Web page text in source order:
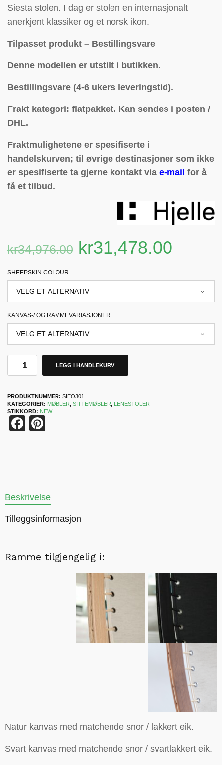
Siesta stolen. I dag er stolen en internasjonalt
anerkjent klassiker og et norsk ikon.
Tilpasset produkt – Bestillingsvare
Denne modellen er utstilt i butikken.
Bestillingsvare (4-6 ukers leveringstid).
Frakt kategori: flatpakket. Kan sendes i posten /
DHL.
Fraktmulighetene er spesifiserte i
handelskurven; til øvrige destinasjoner som ikke
er spesifiserte ta gjerne kontakt via e-mail for å
få et tilbud.
kr34,976.00 kr31,478.00
SHEEPSKIN COLOUR
KANVAS-/ OG RAMMEVARIASJONER
LEGG I HANDLEKURV
PRODUKTNUMMER: SIEO301
KATEGORIER: MØBLER, SITTEMØBLER,
LENESTOLER
STIKKORD: NEW
Facebook
Beskrivelse
Tilleggsinformasjon
Ramme tilgjengelig i:
Natur kanvas med matchende snor / lakkert eik.
Svart kanvas med matchende snor / svartlakkert eik.